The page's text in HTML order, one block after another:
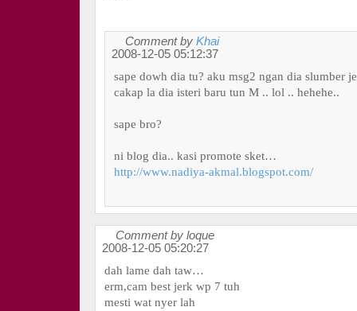
Comment by Khai
2008-12-05 05:12:37
sape dowh dia tu? aku msg2 ngan dia slumber
cakap la dia isteri baru tun M .. lol .. hehehe..
sape bro?
ni blog dia.. kasi promote sket…
http://www.nadiya-akmal.blogspot.com/
Comment by loque
2008-12-05 05:20:27
dah lame dah taw…
erm,cam best jerk wp 7 tuh
mesti wat nyer lah